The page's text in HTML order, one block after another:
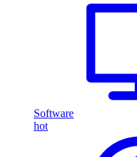
Software
hot